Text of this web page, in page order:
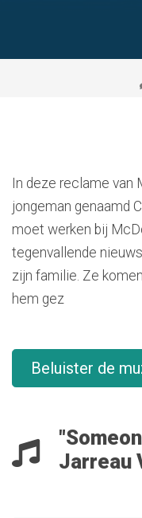
In deze reclame van
jongeman genaamd
moet werken bij
tegenvallende
zijn familie. Ze
hem gez
Beluister de
Jarreau